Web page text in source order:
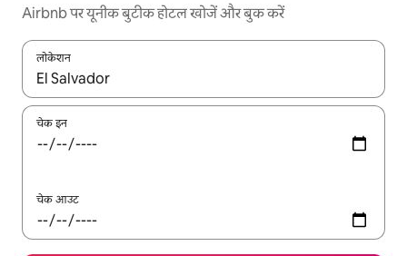
Airbnb पर यूनीक बुटीक होटल खोजें और बुक करें
लोकेशन
नतीजों के उपलब्ध होने पर, अप और डाउन 'ऐरो की' का इस्तेमाल करके नेविगेट
चेक इन
चेक आउट